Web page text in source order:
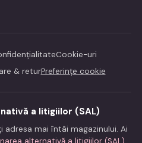
Cookie-uri
& returPreferințe cookie
a litigiilor (SAL)
adresa mai întâi magazinului. Ai
alternativă a litigiilor (SAL)